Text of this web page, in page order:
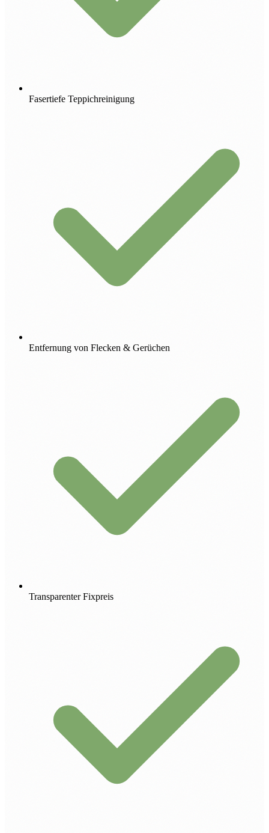
Fasertiefe Teppichreinigung
Entfernung von Flecken & Gerüchen
Transparenter Fixpreis